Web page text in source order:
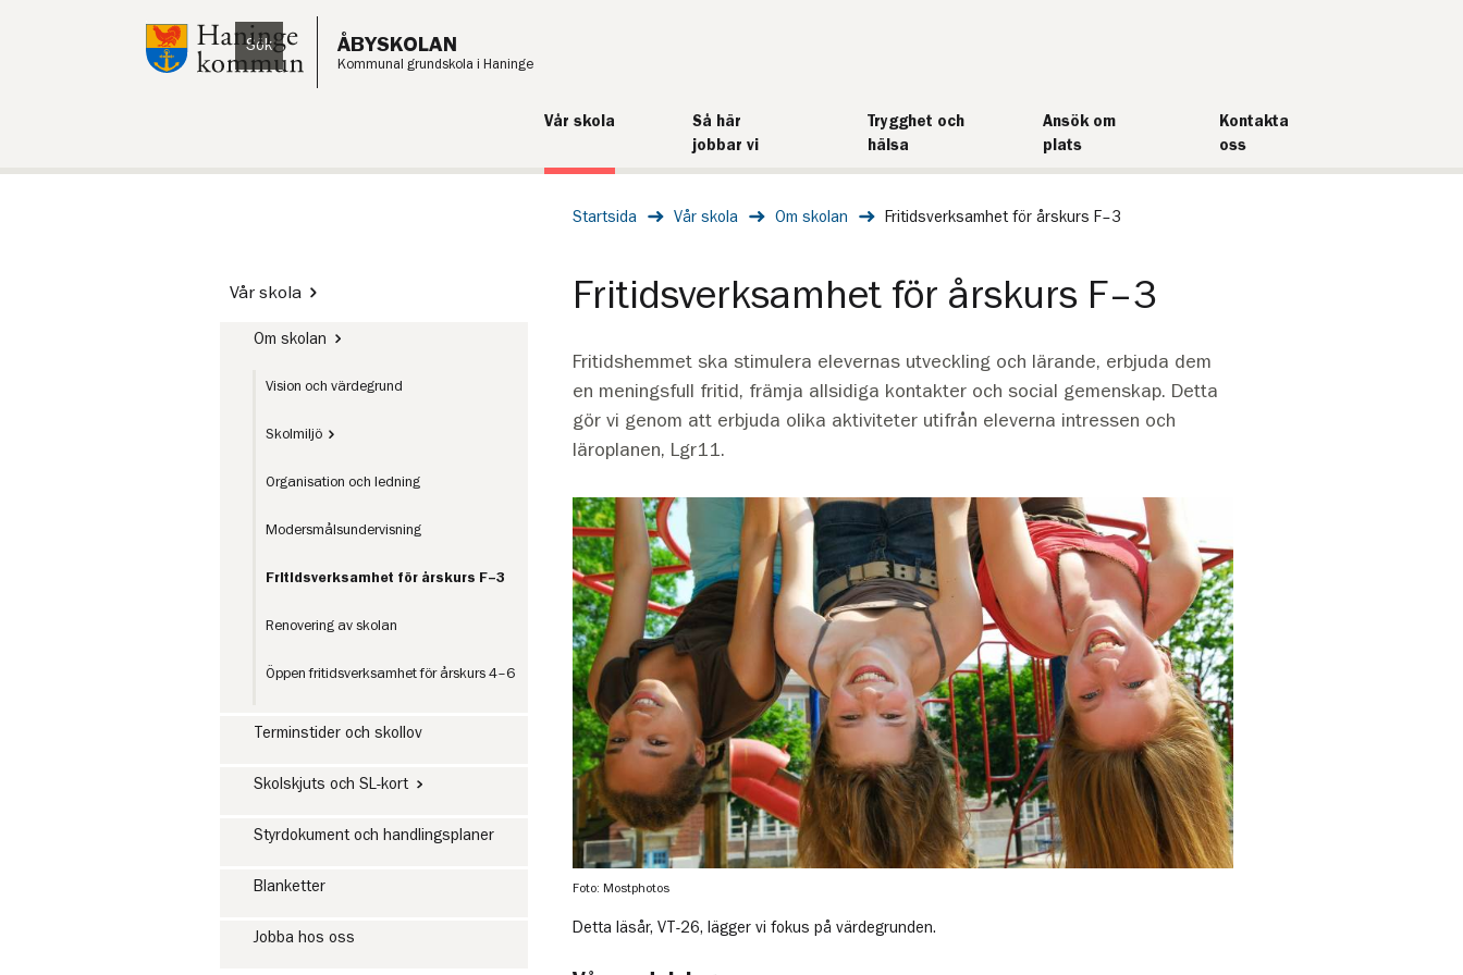
Till innehåll på sidan
ÅBYSKOLAN
Kommunal grundskola i Haninge
Lyssna Sök
Vår skola
Så här
jobbar vi
Trygghet och
hälsa
Ansök om
plats
Kontakta
oss
Startsida Vår skola Om skolan Fritidsverksamhet för årskurs F–3
Vår skola
Om skolan
Vision och värdegrund
Skolmiljö
Organisation och ledning
Modersmålsundervisning
Fritidsverksamhet för årskurs F–3
Renovering av skolan
Öppen fritidsverksamhet för årskurs 4–6
Terminstider och skollov
Skolskjuts och SL-kort
Styrdokument och handlingsplaner
Blanketter
Jobba hos oss
Fritidsverksamhet för årskurs F–3
Fritidshemmet ska stimulera elevernas utveckling och lärande, erbjuda dem
en meningsfull fritid, främja allsidiga kontakter och social gemenskap. Detta
gör vi genom att erbjuda olika aktiviteter utifrån eleverna intressen och
läroplanen, Lgr11.
Foto: Mostphotos
Detta läsår, VT-26, lägger vi fokus på värdegrunden.